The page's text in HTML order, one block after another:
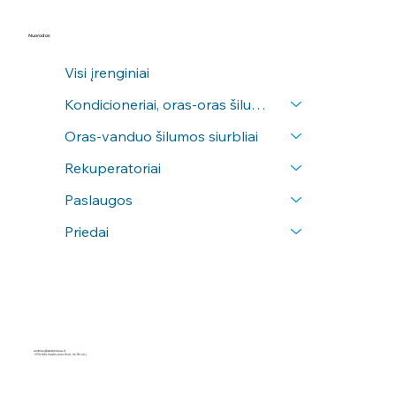
Nuorodos
Visi įrenginiai
Kondicioneriai, oras-oras šilumos siurbliai
Oras-vanduo šilumos siurbliai
Rekuperatoriai
Paslaugos
Priedai
andrius@idarbinkora.lt
+370 604 34454 (nuo 9val. iki 18 val.)